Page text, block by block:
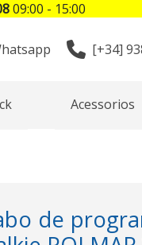
[+34]
Acessorios
de
09:00 - 15:00